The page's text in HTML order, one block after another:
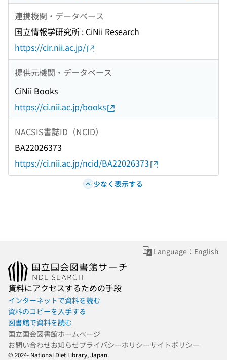
連携機関・データベース
国立情報学研究所 : CiNii Research
https://cir.nii.ac.jp/
提供元機関・データベース
CiNii Books
https://ci.nii.ac.jp/books
NACSIS書誌ID（NCID）
BA22026373
https://ci.nii.ac.jp/ncid/BA22026373
少なく表示する
Language：English
資料にアクセスするための手段
インターネットで資料を読む
資料のコピーを入手する
図書館で資料を読む
国立国会図書館ホームページ
お問い合わせお知らせプライバシーポリシーサイトポリシー
© 2024- National Diet Library, Japan.